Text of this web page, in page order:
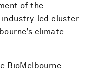
of the
industry-led cluster
climate
BioMelbourne